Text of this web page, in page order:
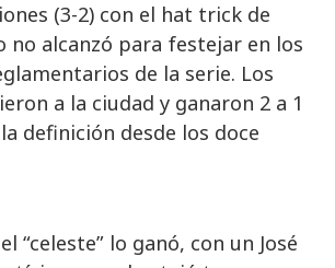
(3-2) con el hat trick de
no alcanzó para festejar en los
de la serie. Los
a la ciudad y ganaron 2 a 1
definición desde los doce
“celeste” lo ganó, con un José